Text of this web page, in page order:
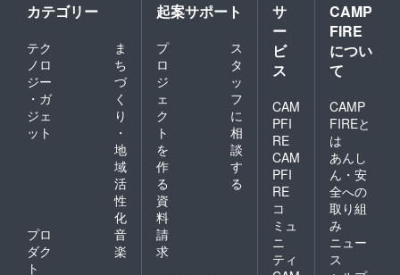
カテゴリー
テク
ノロ
ジー
・ガ
ジェ
ット
ま
ち
づ
く
り
・
地
域
活
性
化
プロ
ダク
ト
音
楽
起案サポート
プ
ロ
ジ
ェ
ク
ト
を
作
る
ス
タ
ッ
フ
に
相
談
す
る
資
料
請
求
サ
ー
ビ
ス
CAM
PFI
RE
CAM
PFI
RE
コ
ミュ
ニ
ティ
CAMP
FIRE
につい
て
CAMP
FIREと
は
あんし
ん・安
全への
取り組
み
ニュー
ス